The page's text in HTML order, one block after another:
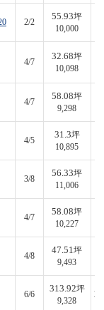
2/2
55.93坪
10,000
4/7
32.68坪
10,098
4/7
58.08坪
9,298
4/5
31.3坪
10,895
3/8
56.33坪
11,006
4/7
58.08坪
10,227
4/8
47.51坪
9,493
6/6
313.92坪
9,328